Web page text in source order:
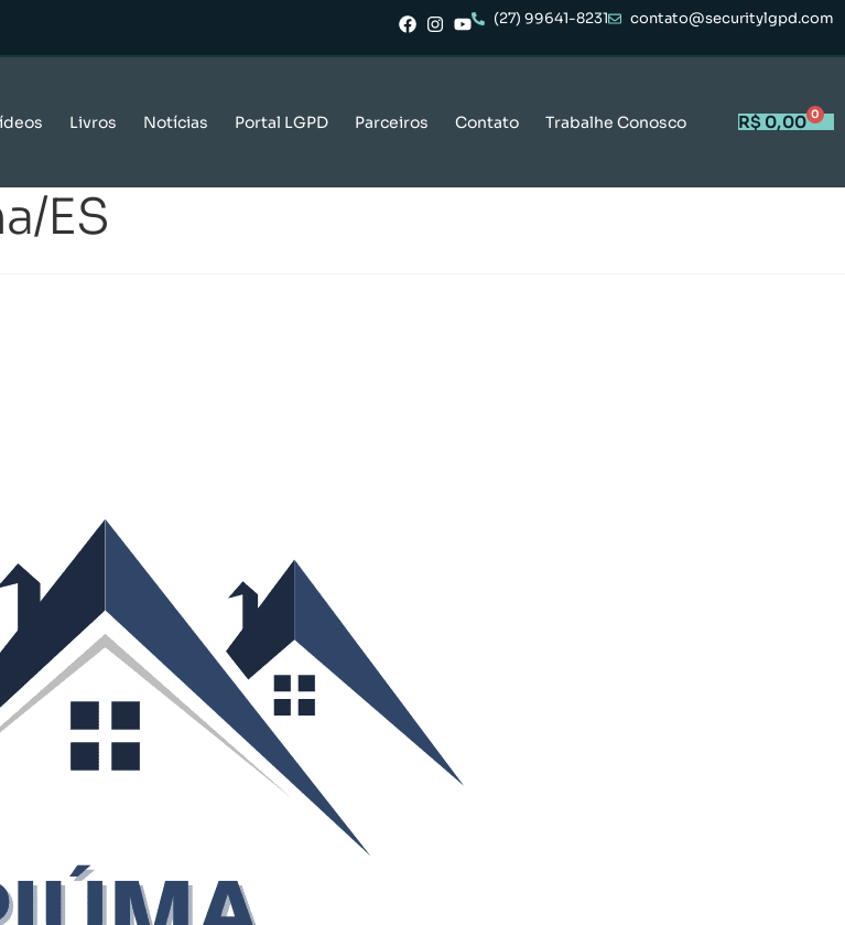
(27) 99641-8231 contato@securitylgpd.com
Livros Notícias Portal LGPD Parceiros Contato Trabalhe Conosco R$ 0,00 0
ES